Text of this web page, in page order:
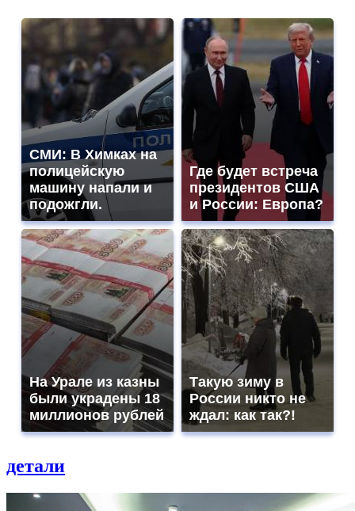
СМИ: В Химках на
полицейскую
машину напали и
подожгли.
Где будет встреча
президентов США
и России: Европа?
На Урале из казны
были украдены 18
миллионов рублей
Такую зиму в
России никто не
ждал: как так?!
детали